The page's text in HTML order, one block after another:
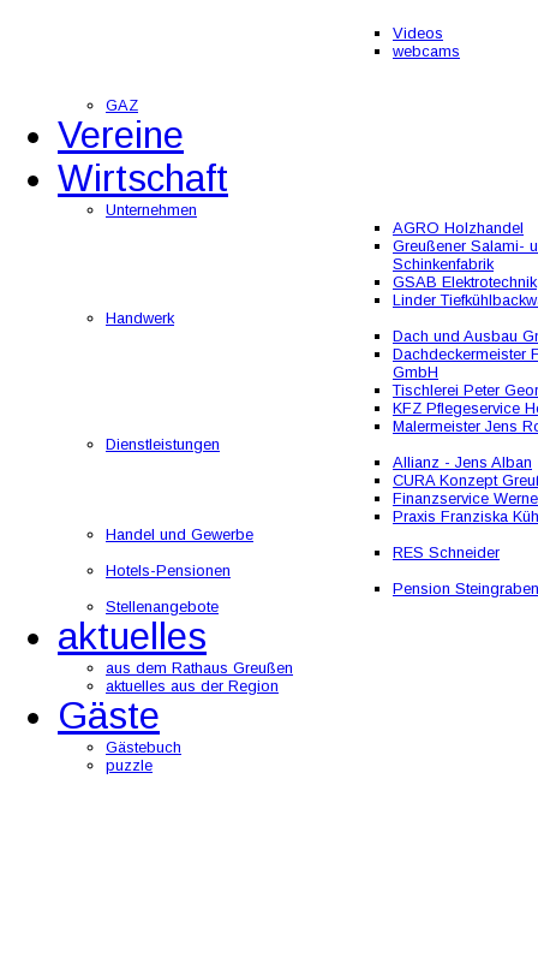
Videos
webcams
GAZ
Vereine
Wirtschaft
Unternehmen
AGRO Holzhandel
Greußener Salami-
Schinkenfabrik
GSAB Elektrotechnik
Linder
Handwerk
Dach und Ausbau
Dachdeckermeister
GmbH
Tischlerei Peter
KFZ Pflegeservice
Malermeister Jens
Dienstleistungen
Allianz - Jens Alban
CURA Konzept
Finanzservice
Praxis Franziska
Handel und Gewerbe
RES Schneider
Hotels-Pensionen
Pension Steingraben
Stellenangebote
aktuelles
aus dem Rathaus Greußen
aktuelles aus der Region
Gäste
Gästebuch
puzzle